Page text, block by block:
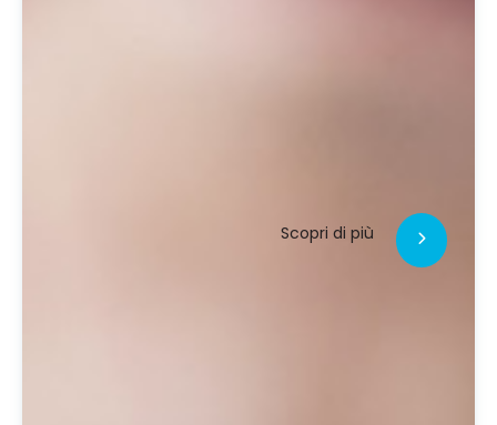
Scopri di più